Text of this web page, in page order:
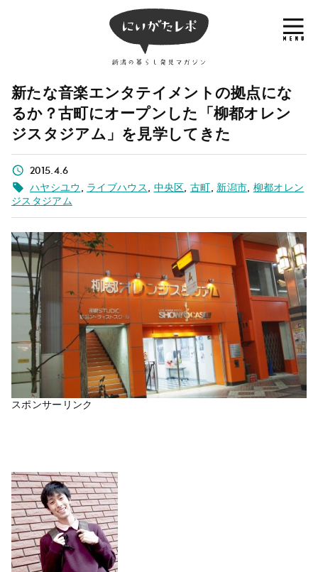
新たな音楽エンタテイメントの拠点にな
るか？古町にオープンした「柳都オレン
ジスタジアム」を見学してきた
2015.4.6
ハヤシユウ , ライブハウス, 中央区,古町, 新潟市, 柳都オレン
ジスタジアム
スポンサーリンク